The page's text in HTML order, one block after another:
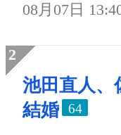
08月07日
池田直人、
結婚
64